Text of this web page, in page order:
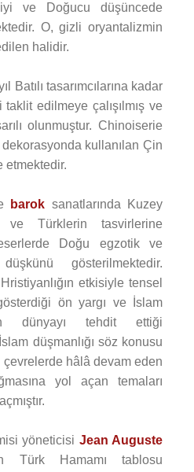
ve Doğucu düşüncede
O, gizli oryantalizmin
halidir.
Batılı tasarımcılarına kadar
edilmeye çalışılmış ve
olunmuştur. Chinoiserie
kullanılan Çin
etmektedir.
barok sanatlarında Kuzey
ve Türklerin tasvirlerine
Doğu egzotik ve
gösterilmektedir.
etkisiyle tensel
ön yargı ve İslam
dünyayı tehdit ettiği
düşmanlığı söz konusu
hâlâ devam eden
yol açan temaları
yöneticisi Jean Auguste
Türk Hamamı tablosu